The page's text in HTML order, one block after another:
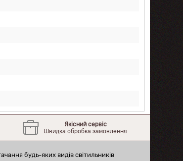
Якісний сервіс
Швидка обробка замовлення
будь-яких видів світильників